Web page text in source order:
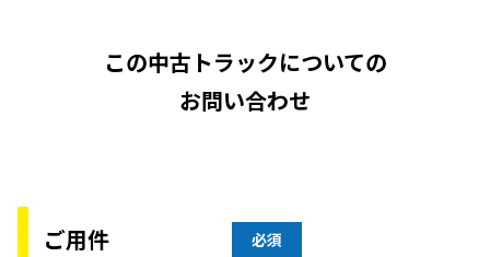
この中古トラックについての
お問い合わせ
ご用件 必須